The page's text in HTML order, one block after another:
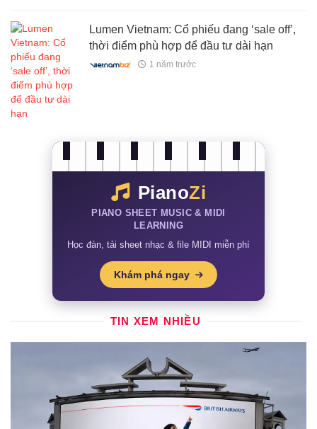
Lumen Vietnam: Cổ phiếu đang ‘sale off’,
thời điểm phù hợp để đầu tư dài hạn
1 năm trước
PianoZi
PIANO SHEET MUSIC & MIDI
LEARNING
Học đàn, tải sheet nhạc & file MIDI miễn phí
Khám phá ngay
TIN XEM NHIỀU